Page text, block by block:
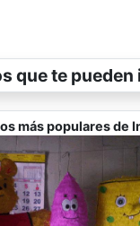
que te
más populares de